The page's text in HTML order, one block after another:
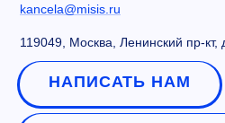
kancela@misis.ru
119049, Москва, Ленинский пр-кт,
НАПИСАТЬ НАМ